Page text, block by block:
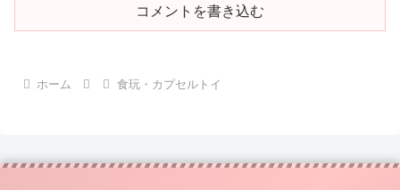
コメントを書き込む
ホーム 食玩・カプセルトイ